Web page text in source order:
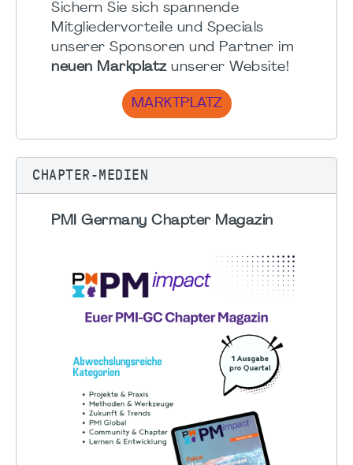
Sichern Sie sich spannende
Mitgliedervorteile und Specials
unserer Sponsoren und Partner im
neuen Markplatzunserer Website!
MARKTPLATZ
CHAPTER-MEDIEN
PMI Germany Chapter Magazin